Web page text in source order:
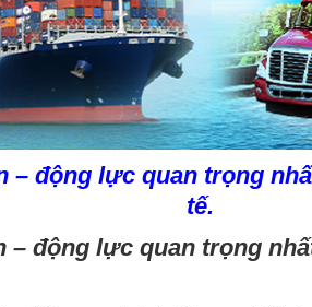
– động lực quan trọng
tế.
– động lực quan trọng